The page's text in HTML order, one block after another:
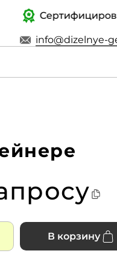
info@dizelnye-
В корзину